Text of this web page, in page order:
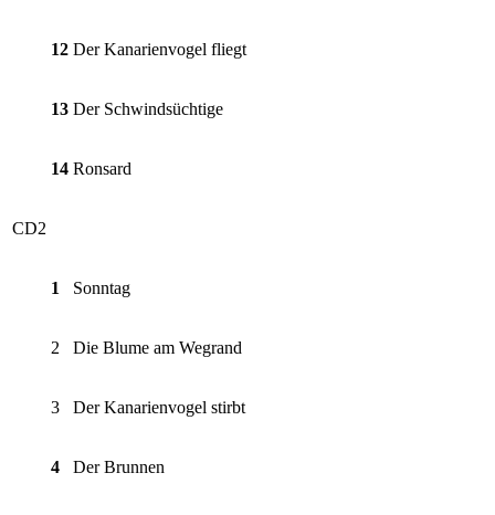
12 Der Kanarienvogel fliegt
13 Der Schwindsüchtige
14 Ronsard
CD2
1 Sonntag
2 Die Blume am Wegrand
3 Der Kanarienvogel stirbt
4 Der Brunnen